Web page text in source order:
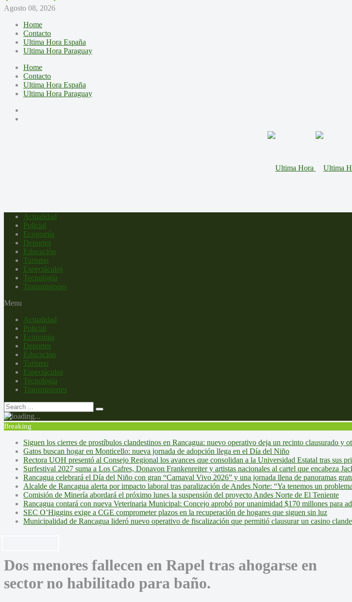
Agosto 08, 2026
Home
Contacto
Ultima Hora España
Ultima Hora Paraguay
Home
Contacto
Ultima Hora España
Ultima Hora Paraguay
Actualidad
Policial
Economía
Deportes
Educación
Turismo
Espectáculos
Tecnología
Transmisiones
Menu
Actualidad
Policial
Economía
Deportes
Educación
Turismo
Espectáculos
Tecnología
Transmisiones
Breaking
Siguen los cierres de prostíbulos clandestinos en Rancagua: nuevo operativo deja un recinto clausurado y
Gatos buscan hogar en Monticello: nueva jornada de adopción llega en el Día del Niño
Rectora UOH presentó al Consejo Regional los avances que consolidan a la Universidad Estatal tras sus
Surfestival 2027 suma a Los Cafres, Donavon Frankenreiter y artistas nacionales al cartel que encabeza
Rancagua celebrará el Día del Niño con gran “Carnaval Vivo 2026” y una jornada llena de panoramas
Alcalde de Rancagua alerta por impacto laboral tras paralización de Andes Norte: “Ya tenemos un
Comisión de Minería abordará el próximo lunes la suspensión del proyecto Andes Norte de El Teniente
Rancagua contará con nueva Veterinaria Municipal: Concejo aprobó por unanimidad $170 millones para
SEC O’Higgins exige a CGE comprometer plazos en la recuperación de hogares que siguen sin luz
Municipalidad de Rancagua lideró nuevo operativo de fiscalización que permitió clausurar un casino
Dos menores fallecen en Rapel tras ahogarse en
sector no habilitado para baño.